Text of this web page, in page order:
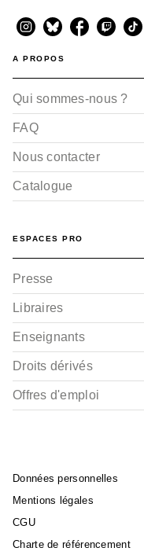
A PROPOS
Qui sommes-nous ?
FAQ
Nous contacter
Catalogue
ESPACES PRO
Presse
Libraires
Enseignants
Droits dérivés
Offres d'emploi
Données personnelles
Mentions légales
CGU
Charte de référencement